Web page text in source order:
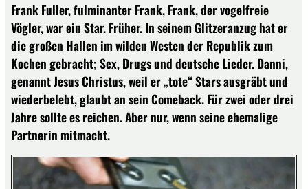
Frank Fuller, fulminanter Frank, Frank, der vogelfreie
Vögler, war ein Star. Früher. In seinem Glitzeranzug hat er
die großen Hallen im wilden Westen der Republik zum
Kochen gebracht; Sex, Drugs und deutsche Lieder. Danni,
genannt Jesus Christus, weil er „tote“ Stars ausgräbt und
wiederbelebt, glaubt an sein Comeback. Für zwei oder drei
Jahre sollte es reichen. Aber nur, wenn seine ehemalige
Partnerin mitmacht.